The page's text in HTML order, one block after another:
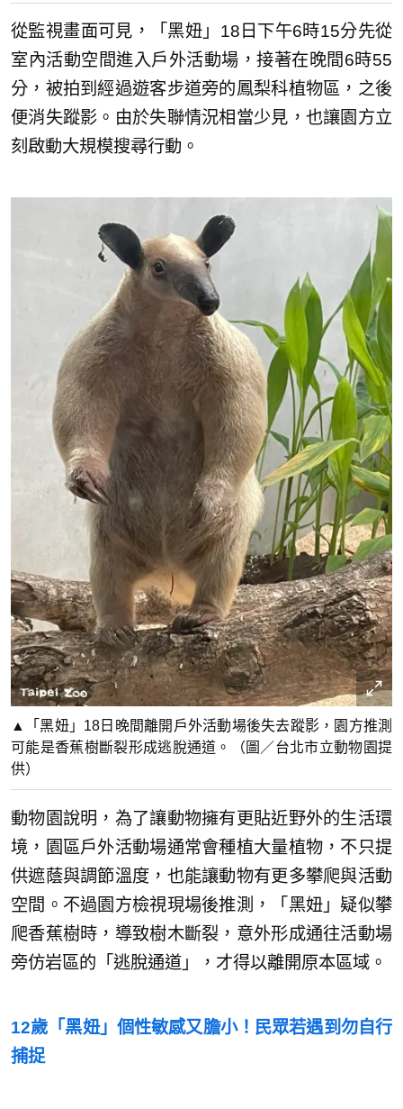
從監視畫面可見，「黑妞」18日下午6時15分先從
室內活動空間進入戶外活動場，接著在晚間6時55
分，被拍到經過遊客步道旁的鳳梨科植物區，之後
便消失蹤影。由於失聯情況相當少見，也讓園方立
刻啟動大規模搜尋行動。
▲「黑妞」18日晚間離開戶外活動場後失去蹤影，園方推測
可能是香蕉樹斷裂形成逃脫通道。（圖／台北市立動物園提
供）
動物園說明，為了讓動物擁有更貼近野外的生活環
境，園區戶外活動場通常會種植大量植物，不只提
供遮蔭與調節溫度，也能讓動物有更多攀爬與活動
空間。不過園方檢視現場後推測，「黑妞」疑似攀
爬香蕉樹時，導致樹木斷裂，意外形成通往活動場
旁仿岩區的「逃脫通道」，才得以離開原本區域。
12歲「黑妞」個性敏感又膽小！民眾若遇到勿自行
捕捉